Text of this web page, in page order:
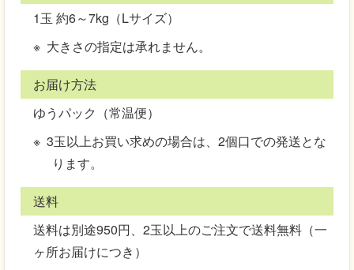
1玉 約6～7kg（Lサイズ）
大きさの指定は承れません。
お届け方法
ゆうパック（常温便）
3玉以上お買い求めの場合は、2個口での発送とな
ります。
送料
送料は別途950円、2玉以上のご注文で送料無料（一
ヶ所お届けにつき）